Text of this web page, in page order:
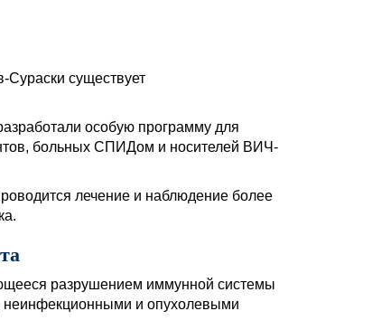
Сураски существует
особую программу для
больных СПИДом и носителей ВИЧ-
лечение и наблюдение более
разрушением иммунной системы
и опухолевыми